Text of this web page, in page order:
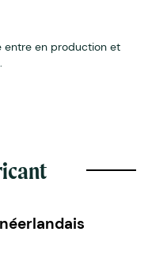
entre en production et